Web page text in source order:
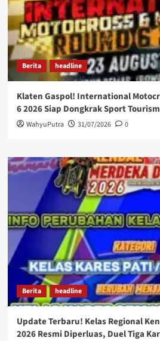
Berita headline
Klaten Gaspol! International
6 2026 Siap Dongkrak Sport
WahyuPutra 31/07/2026 0
Berita headline
Update Terbaru! Kelas Regional
2026 Resmi Diperluas, Duel Tiga